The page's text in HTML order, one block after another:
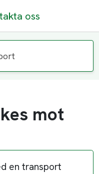
oss
mot
en transport